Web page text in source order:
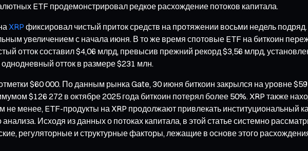
ETF продемонстрировал редкое расхождение потоков капитала.
XRP фиксировал чистый приток средств на протяжении восьми недель
увеличением с начала июня. В то же время спотовые ETF на биткоин
отток составил $4,06 млрд, превысив прежний рекорд $3,56 млрд,
отток в размере $231 млн.
$60 000. По данным рынка Gate, 30 июня биткоин закрылся на уровне
$126 272 в октябре 2025 года биткоин потерял более 50%. XRP также
не менее, ETF-продукты на XRP продолжают привлекать
Исходя из данных о потоках капитала, в этой статье системно
регуляторные и структурные факторы, лежащие в основе этого